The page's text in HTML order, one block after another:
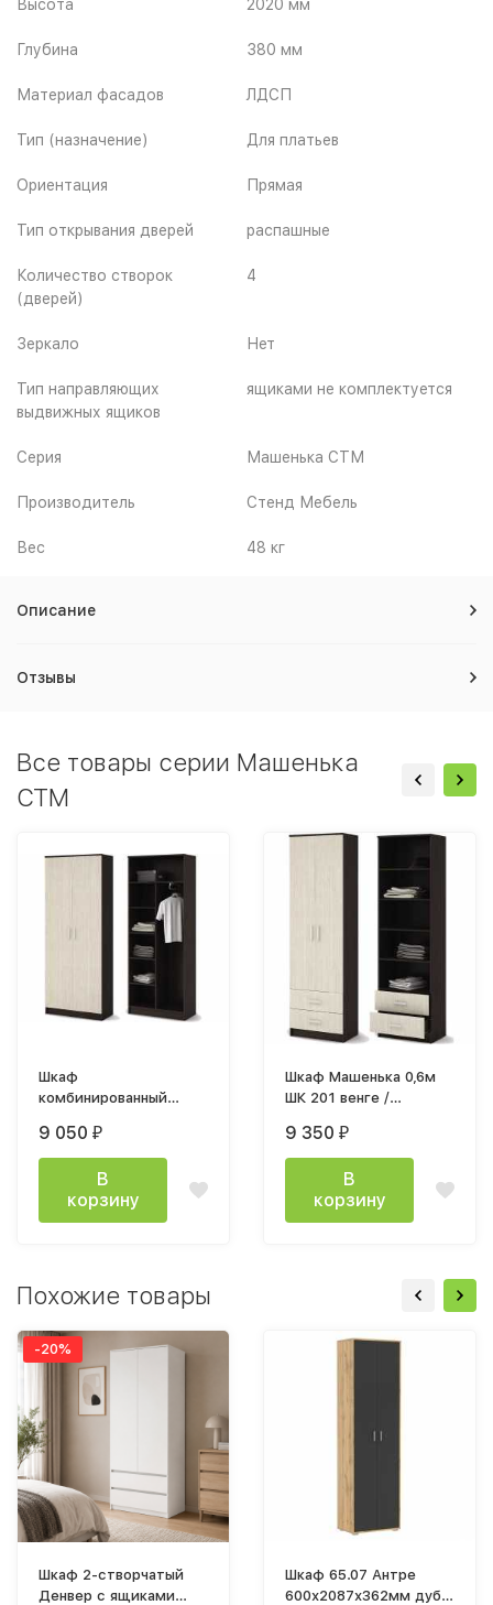
Высота 2020 мм
Глубина 380 мм
Материал фасадов ЛДСП
Тип (назначение) Для платьев
Ориентация Прямая
Тип открывания дверей распашные
Количество створок
(дверей)
4
Зеркало Нет
Тип направляющих
выдвижных ящиков
ящиками не комплектуется
Серия Машенька СТМ
Производитель Стенд Мебель
Вес 48 кг
Описание
Отзывы
Все товары серии Машенька
СТМ
Шкаф
комбинированный
венге / белфорт
9 050 ₽
В
корзину
Шкаф Машенька 0,6м
ШК 201 венге /
9 350 ₽
В
корзину
Похожие товары
-20%
Шкаф 2-створчатый
Денвер с ящиками
Шкаф 65.07 Антре
600х2087х362мм дуб